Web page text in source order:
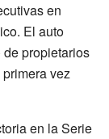
en
El auto
propietarios
vez
en la Serie